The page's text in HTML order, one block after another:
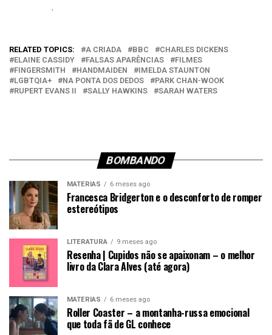
Em relação a
.
RELATED TOPICS: A CRIADA BBC
CHARLES DICKENS
ELAINE CASSIDY
FALSAS APARÊNCIAS
FILMES
FINGERSMITH
HANDMAIDEN
IMELDA STAUNTON
LGBTQIA+
NA PONTA DOS DEDOS
PARK CHAN-WOOK
RUPERT EVANS II
SALLY HAWKINS SARAH WATERS
BOMBANDO
MATÉRIAS 6 meses ago
Francesca Bridgerton e o desconforto de romper
estereótipos
LITERATURA 9 meses ago
Resenha | Cupidos não se apaixonam – o melhor
livro da Clara Alves (até agora)
MATÉRIAS 6 meses ago
Roller Coaster – a montanha-russa emocional
que toda fã de GL conhece